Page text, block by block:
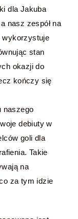
dla Jakuba
nasz zespół na
wykorzystuje
stan
okazji do
kończy się
naszego
debiuty w
goli dla
Takie
na
za tym idzie